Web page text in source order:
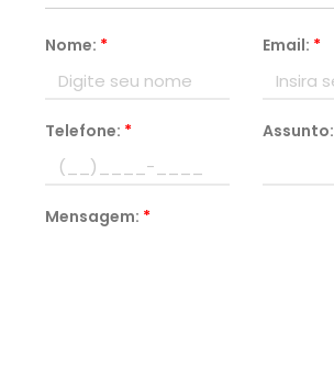
Nome: * Email: *
Telefone: * Assunto:
Mensagem: *